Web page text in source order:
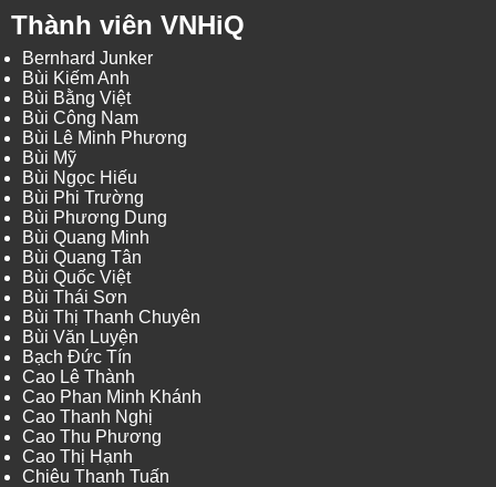
Thành viên VNHiQ
Bernhard Junker
Bùi Kiếm Anh
Bùi Bằng Việt
Bùi Công Nam
Bùi Lê Minh Phương
Bùi Mỹ
Bùi Ngọc Hiếu
Bùi Phi Trường
Bùi Phương Dung
Bùi Quang Minh
Bùi Quang Tân
Bùi Quốc Việt
Bùi Thái Sơn
Bùi Thị Thanh Chuyên
Bùi Văn Luyện
Bạch Đức Tín
Cao Lê Thành
Cao Phan Minh Khánh
Cao Thanh Nghị
Cao Thu Phương
Cao Thị Hạnh
Chiêu Thanh Tuấn